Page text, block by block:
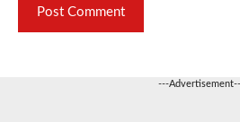
---